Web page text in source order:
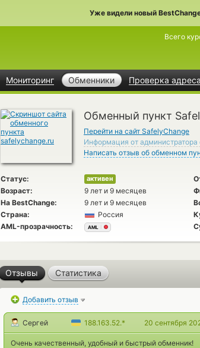
Уже видели новый
Мониторинг Обменники Проверка адреса
Всего
Обменный пункт
Перейти на сайт SafelyChange
Информация от администратора
Написать отзыв об обменном
Статус: активен
Возраст: 9 лет и 9 месяцев
На BestChange: 9 лет и 9 месяцев
Страна:
Россия
AML-прозрачность:
AML
Отзывы Статистика
Добавить отзыв
Сергей 188.163.52.* 20 сентября
Очень качественный, удобный и быстрый обменник!